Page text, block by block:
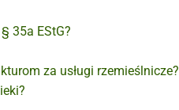
35a EStG?
za usługi rzemieślnicze?